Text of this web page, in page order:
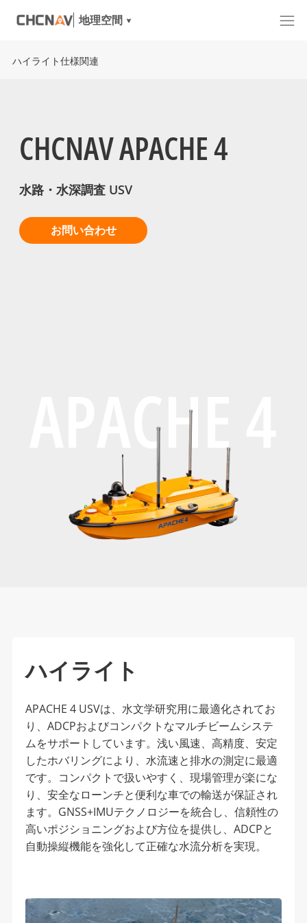
地理空間
ハイライト仕様関連
CHCNAV APACHE 4
水路・水深調査 USV
お問い合わせ
APACHE 4
ハイライト
APACHE 4 USVは、水文学研究用に最適化されてお
り、ADCPおよびコンパクトなマルチビームシステ
ムをサポートしています。浅い風速、高精度、安定
したホバリングにより、水流速と排水の測定に最適
です。コンパクトで扱いやすく、現場管理が楽にな
り、安全なローンチと便利な車での輸送が保証され
ます。GNSS+IMUテクノロジーを統合し、信頼性の
高いポジショニングおよび方位を提供し、ADCPと
自動操縦機能を強化して正確な水流分析を実現。